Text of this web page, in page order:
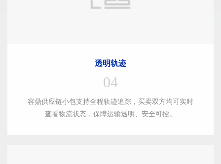
透明轨迹
04
容鼎供应链小包支持全程轨迹追踪，买卖双方均可实时
查看物流状态，保障运输透明、安全可控。